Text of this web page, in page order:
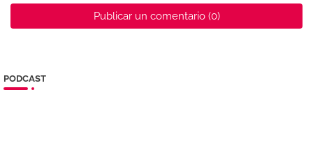
Publicar un comentario (0)
PODCAST